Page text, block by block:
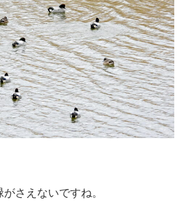
さえないですね。